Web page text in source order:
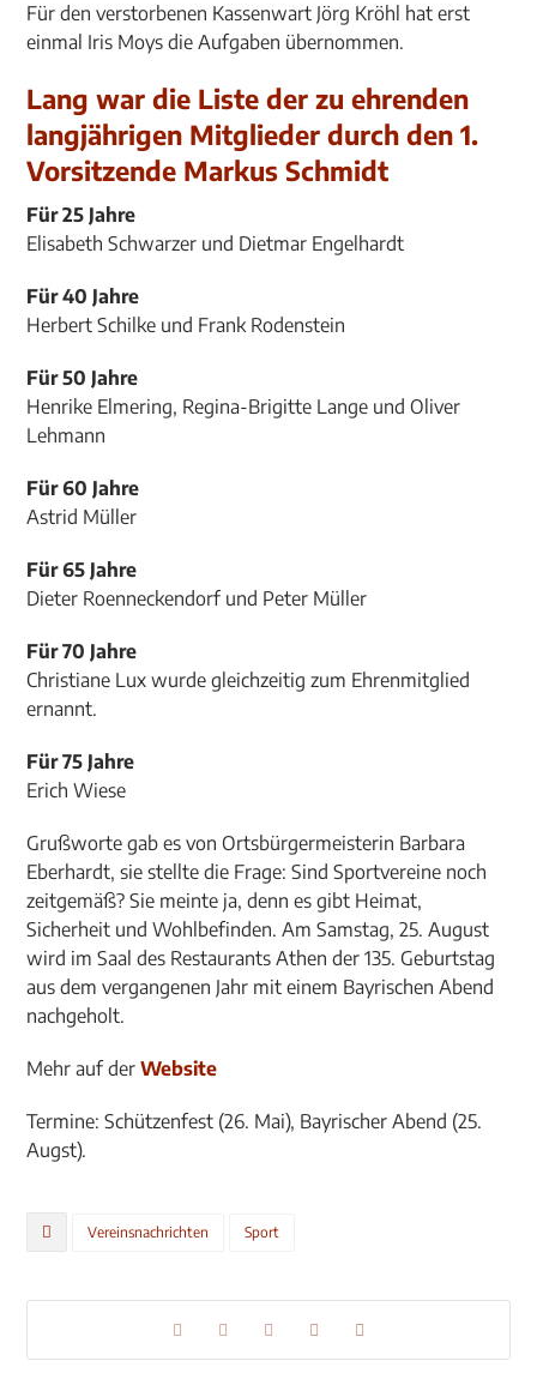
Für den verstorbenen Kassenwart Jörg Kröhl hat erst
einmal Iris Moys die Aufgaben übernommen.
Lang war die Liste der zu ehrenden
langjährigen Mitglieder durch den 1.
Vorsitzende Markus Schmidt
Für 25 Jahre
Elisabeth Schwarzer und Dietmar Engelhardt
Für 40 Jahre
Herbert Schilke und Frank Rodenstein
Für 50 Jahre
Henrike Elmering, Regina-Brigitte Lange und Oliver
Lehmann
Für 60 Jahre
Astrid Müller
Für 65 Jahre
Dieter Roenneckendorf und Peter Müller
Für 70 Jahre
Christiane Lux wurde gleichzeitig zum Ehrenmitglied
ernannt.
Für 75 Jahre
Erich Wiese
Grußworte gab es von Ortsbürgermeisterin Barbara
Eberhardt, sie stellte die Frage: Sind Sportvereine noch
zeitgemäß? Sie meinte ja, denn es gibt Heimat,
Sicherheit und Wohlbefinden. Am Samstag, 25. August
wird im Saal des Restaurants Athen der 135. Geburtstag
aus dem vergangenen Jahr mit einem Bayrischen Abend
nachgeholt.
Mehr auf derWebsite
Termine: Schützenfest (26. Mai), Bayrischer Abend (25.
Augst).
Vereinsnachrichten Sport